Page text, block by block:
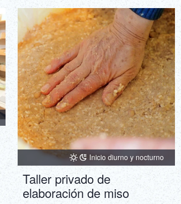
colaboraciones de temporada, para que
disfrutes de una nueva experiencia en cada
visita. Conectado directamente con la
estación de Shibuya, puedes pasar fácilmente
entre compras y turismo. Es un lugar donde
puedes disfrutar de un momento especial
mientras sientes la vitalidad de Shibuya.
Inicio diurno y nocturno
Taller privado de
elaboración de miso